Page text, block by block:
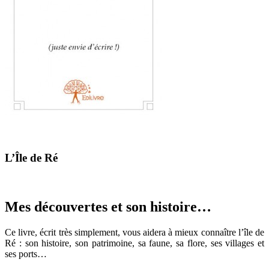
L’Île de Ré
Mes découvertes et son histoire…
Ce livre, écrit très simplement, vous aidera à mieux connaître l’île de
Ré : son histoire, son patrimoine, sa faune, sa flore, ses villages et
ses ports…